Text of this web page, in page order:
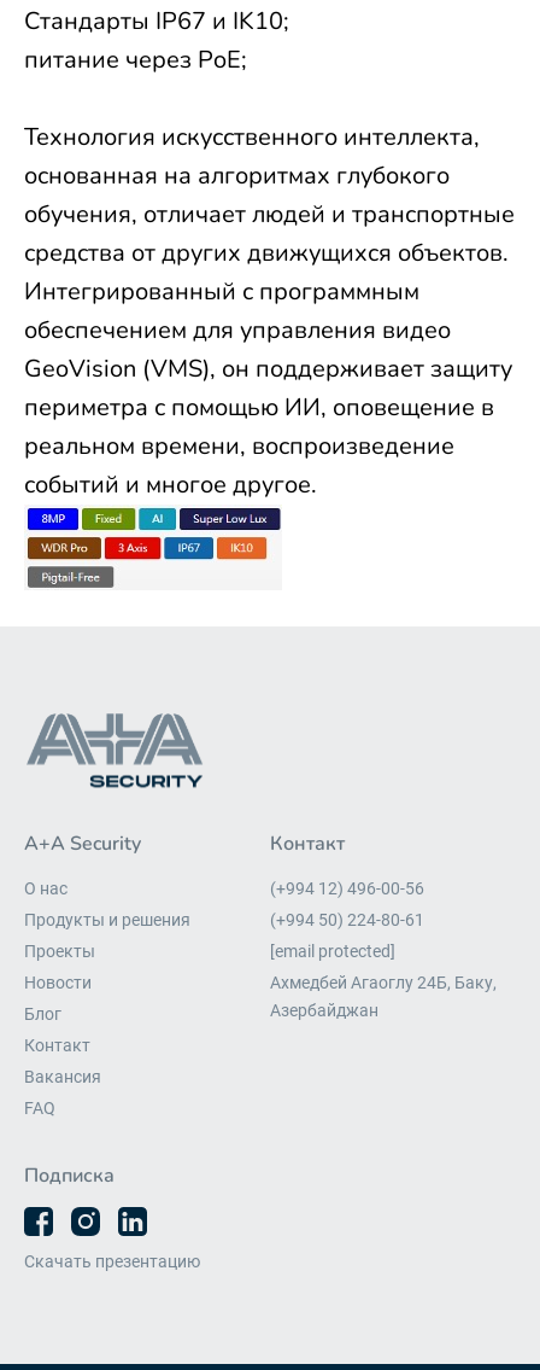
Стандарты IP67 и IK10;
питание через PoE;
Технология искусственного интеллекта,
основанная на алгоритмах глубокого
обучения, отличает людей и транспортные
средства от других движущихся объектов.
Интегрированный с программным
обеспечением для управления видео
GeoVision (VMS), он поддерживает защиту
периметра с помощью ИИ, оповещение в
реальном времени, воспроизведение
событий и многое другое.
A+A Security
О нас
Продукты и решения
Проекты
Новости
Блог
Контакт
Вакансия
FAQ
Контакт
(+994 12) 496-00-56
(+994 50) 224-80-61
[email protected]
Ахмедбей Агаоглу 24Б, Баку,
Азербайджан
Подписка
Скачать презентацию